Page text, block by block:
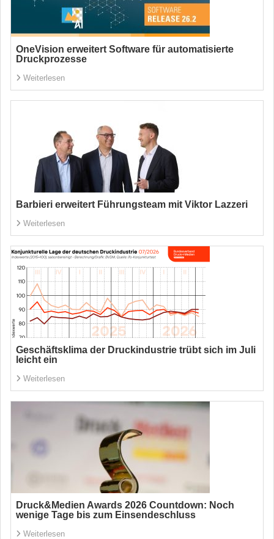
OneVision erweitert Software für automatisierte
Druckprozesse
Weiterlesen
Barbieri erweitert Führungsteam mit Viktor Lazzeri
Weiterlesen
Geschäftsklima der Druckindustrie trübt sich im Juli
leicht ein
Weiterlesen
Druck&Medien Awards 2026 Countdown: Noch
wenige Tage bis zum Einsendeschluss
Weiterlesen